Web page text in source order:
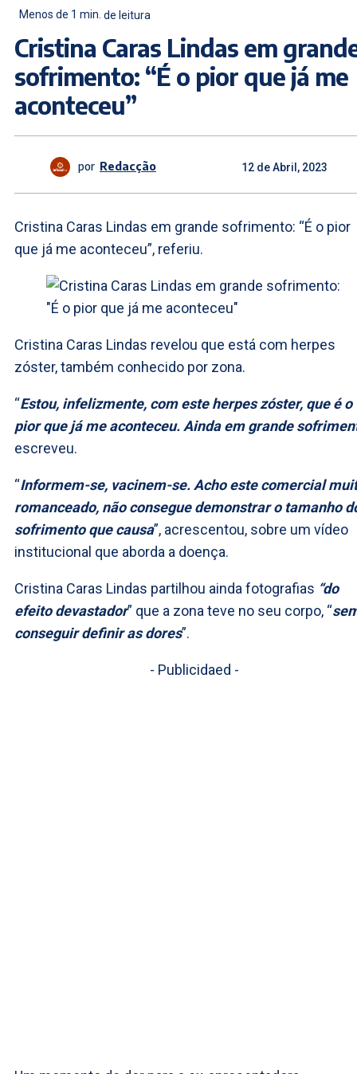
Menos de 1 min. de leitura
Cristina Caras Lindas em
sofrimento: “É o pior que já me
aconteceu”
por Redacção 12 de Abril, 2023
Cristina Caras Lindas em grande sofrimento: “É o pior
que já me aconteceu”, referiu.
Cristina Caras Lindas revelou que está com herpes
zóster, também conhecido por zona.
“Estou, infelizmente, com este herpes zóster, que é o
pior que já me aconteceu. Ainda em grande
escreveu.
“Informem-se, vacinem-se. Acho este comercial
romanceado, não consegue demonstrar o tamanho
sofrimento que causa”, acrescentou, sobre um vídeo
institucional que aborda a doença.
Cristina Caras Lindas partilhou ainda fotografias “do
efeito devastador” que a zona teve no seu corpo, “
conseguir definir as dores”.
- Publicidaed -